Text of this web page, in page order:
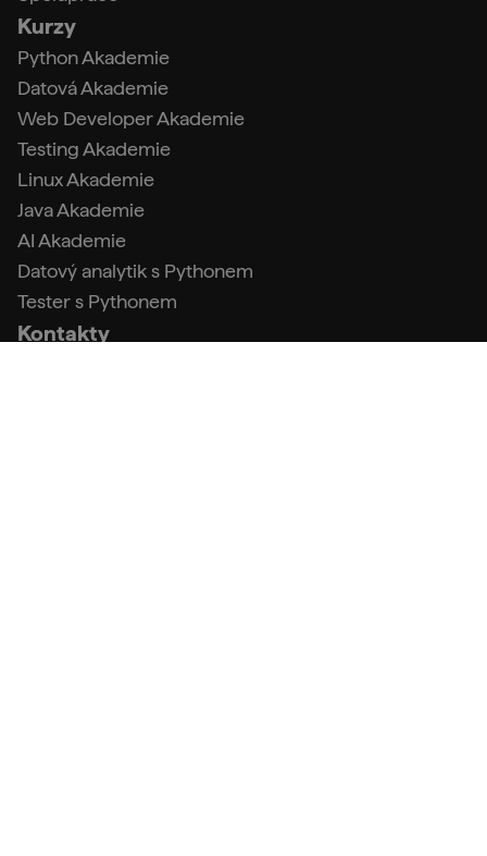
Kurzy
Python Akademie
Datová Akademie
Web Developer Akademie
Testing Akademie
Linux Akademie
Java Akademie
AI Akademie
Datový analytik s Pythonem
Tester s Pythonem
Kontakty